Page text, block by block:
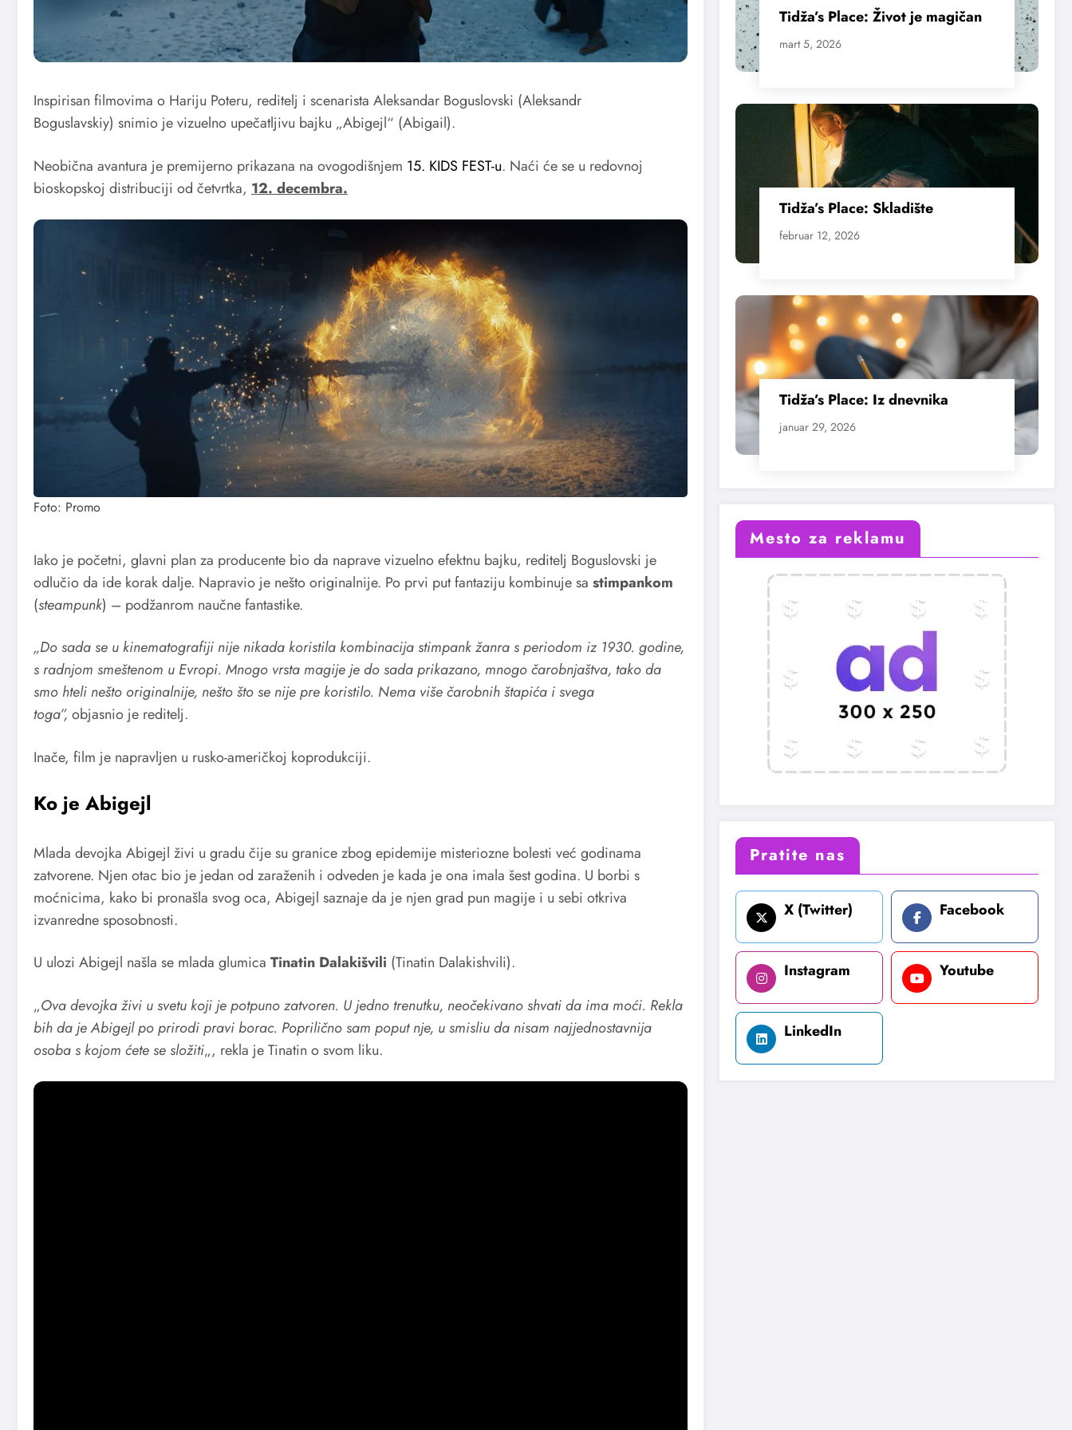
Inspirisan filmovima o Hariju Poteru, reditelj i scenarista Aleksandar Boguslovski (Aleksandr
Boguslavskiy) snimio je vizuelno upečatljivu bajku „Abigejl“ (Abigail).
Neobična avantura je premijerno prikazana na ovogodišnjem 15. KIDS FEST-u. Naći će se u redovnoj
bioskopskoj distribuciji od četvrtka, 12. decembra.
Foto: Promo
Iako je početni, glavni plan za producente bio da naprave vizuelno efektnu bajku, reditelj Boguslovski je
odlučio da ide korak dalje. Napravio je nešto originalnije. Po prvi put fantaziju kombinuje sa stimpankom
(steampunk) – podžanrom naučne fantastike.
„Do sada se u kinematografiji nije nikada koristila kombinacija stimpank žanra s periodom iz 1930. godine,
s radnjom smeštenom u Evropi. Mnogo vrsta magije je do sada prikazano, mnogo čarobnjaštva, tako da
smo hteli nešto originalnije, nešto što se nije pre koristilo. Nema više čarobnih štapića i svega
toga”, objasnio je reditelj.
Inače, film je napravljen u rusko-američkoj koprodukciji.
Ko je Abigejl
Mlada devojka Abigejl živi u gradu čije su granice zbog epidemije misteriozne bolesti već godinama
zatvorene. Njen otac bio je jedan od zaraženih i odveden je kada je ona imala šest godina. U borbi s
moćnicima, kako bi pronašla svog oca, Abigejl saznaje da je njen grad pun magije i u sebi otkriva
izvanredne sposobnosti.
U ulozi Abigejl našla se mlada glumica Tinatin Dalakišvili (Tinatin Dalakishvili).
„Ova devojka živi u svetu koji je potpuno zatvoren. U jedno trenutku, neočekivano shvati da ima moći. Rekla
bih da je Abigejl po prirodi pravi borac. Poprilično sam poput nje, u smisliu da nisam najjednostavnija
osoba s kojom ćete se složiti„, rekla je Tinatin o svom liku.
Tidža’s Place: Život je magičan
mart 5, 2026
Tidža’s Place: Skladište
februar 12, 2026
Tidža’s Place: Iz dnevnika
januar 29, 2026
Mesto za reklamu
Pratite nas
X (Twitter) Facebook
Instagram Youtube
LinkedIn